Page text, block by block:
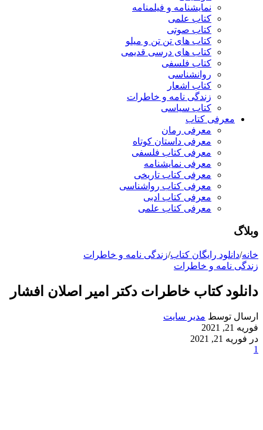
نمایشنامه و فیلمنامه
کتاب علمی
کتاب صوتی
کتاب های تن تن و میلو
کتاب های درسی قدیمی
کتاب فلسفی
روانشناسی
کتاب اشعار
زندگی نامه و خاطرات
کتاب سیاسی
معرفی کتاب
معرفی رمان
معرفی داستان کوتاه
معرفی کتاب فلسفی
معرفی نمایشنامه
معرفی کتاب تاریخی
معرفی کتاب رواشناسی
معرفی کتاب ادبی
معرفی کتاب علمی
وبلاگ
خانه/دانلود رایگان کتاب/زندگی نامه و خاطرات
زندگی نامه و خاطرات
دانلود کتاب خاطرات دکتر امیر اصلان افشار
ارسال توسط مدیر سایت
فوریه 21, 2021
در فوریه 21, 2021
1